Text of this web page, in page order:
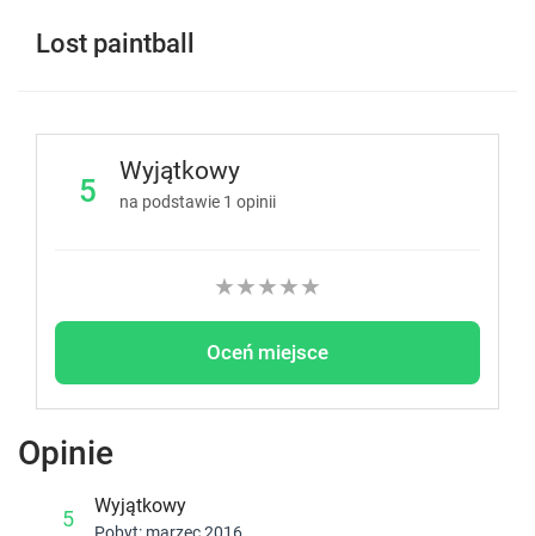
Lost paintball
5
Wyjątkowy
na podstawie 1 opinii
★
★
★
★
★
Oceń miejsce
Opinie
5 Wyjątkowy